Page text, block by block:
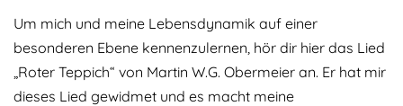
Um mich und meine Lebensdynamik auf einer
besonderen Ebene kennenzulernen, hör dir hier das Lied
„Roter Teppich“ von Martin W.G. Obermeier an. Er hat mir
dieses Lied gewidmet und es macht meine